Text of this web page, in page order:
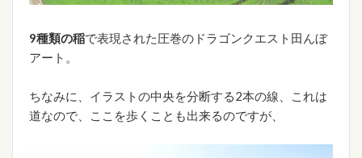
9種類の稲で表現された圧巻のドラゴンクエスト田んぼ
アート。
ちなみに、イラストの中央を分断する2本の線、これは
道なので、ここを歩くことも出来るのですが、